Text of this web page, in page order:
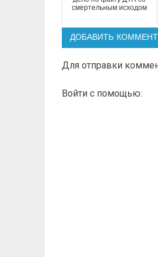
смертельным исходом
ДОБАВИТЬ
Для отправки
Войти с помощью: